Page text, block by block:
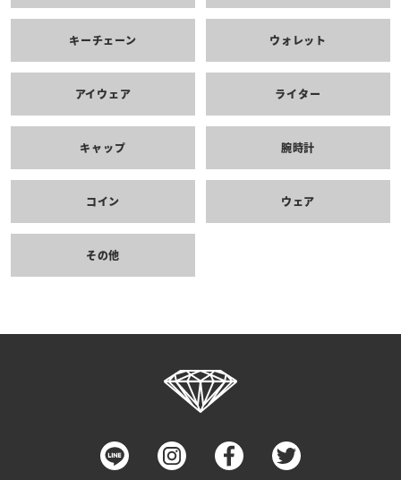
キーチェーン ウォレット
アイウェア ライター
キャップ 腕時計
コイン ウェア
その他